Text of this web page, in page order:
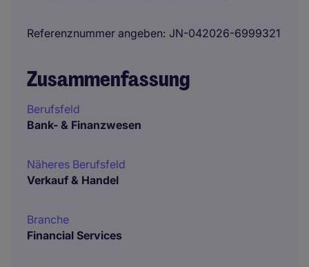
Referenznummer angeben JN-042026-6999321
Zusammenfassung
Berufsfeld
Bank- & Finanzwesen
Näheres Berufsfeld
Verkauf & Handel
Branche
Financial Services